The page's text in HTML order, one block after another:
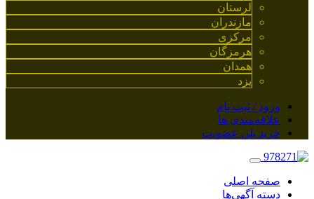
لرستان
مازندران
مرکزی
هرمزگان
همدان
یزد
ورود / ثبت نام
علاقه‌مندی ها
خرید پلن عضویت
صفحه اصلی
دسته آگهی‌ها